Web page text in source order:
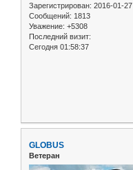
Зарегистрирован: 2016-01-27
Сообщений: 1813
Уважение: +5308
Последний визит:
Сегодня 01:58:37
GLOBUS
Ветеран